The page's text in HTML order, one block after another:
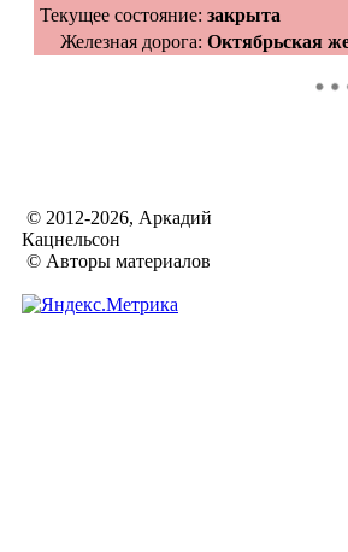
Текущее состояние: закрыта
Железная дорога: Октябрьская
© 2012-2026, Аркадий
Кацнельсон
© Авторы материалов